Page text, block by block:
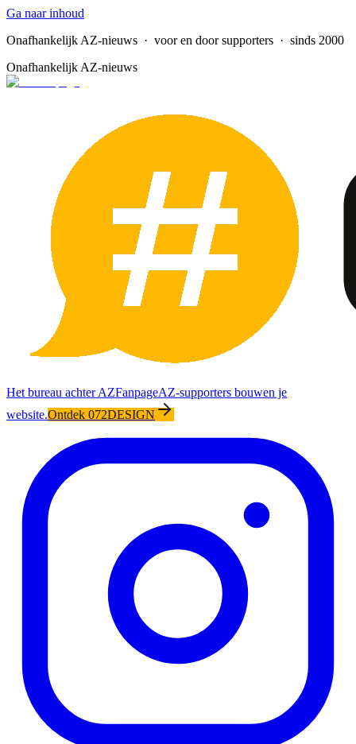
Ga naar inhoud
Onafhankelijk AZ-nieuws · voor en door supporters · sinds 2000
Onafhankelijk AZ-nieuws
Het bureau achter AZFanpageAZ-supporters bouwen je
website.Ontdek 072DESIGN